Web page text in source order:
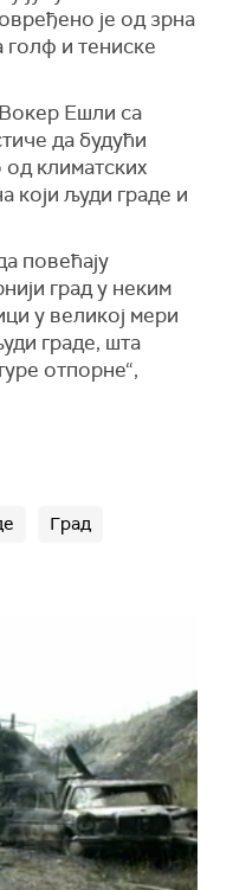
је од зрна
голф и тениске
Ешли са
да будући
климатских
који људи граде и
повећају
град у неким
у великој мери
граде, шта
отпорне“,
Град